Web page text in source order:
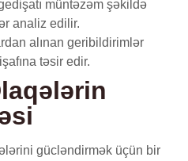
müntəzəm şəkildə
analiz edilir.
alınan geribildirimlər
təsir edir.
gücləndirmək üçün bir